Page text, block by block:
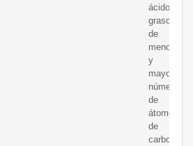
ácidos
grasos
de
menor
y
mayor
número
de
átomos
de
carbono.